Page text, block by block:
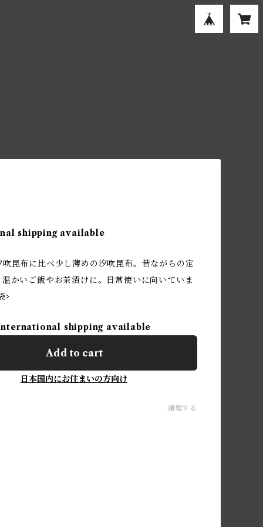
shipping available
昆布に比べ少し薄めの汐吹昆布。昔ながらの定
かいご飯やお茶漬けに。日常使いに向いていま
>
shipping available
Add to cart
日本国内にお住まいの方向け
通報する